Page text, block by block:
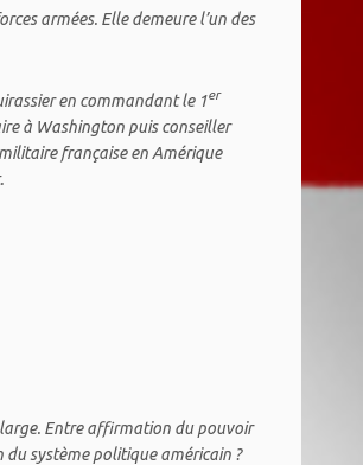
armées. Elle demeure l’un des
en commandant le 1er
à Washington puis conseiller
française en Amérique
large. Entre affirmation du pouvoir
système politique américain ?